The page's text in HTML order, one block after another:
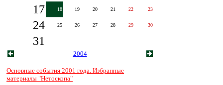
17 18 19 20 21 22 23
24 25 26 27 28 29 30
31
2004
Основные события 2001 года. Избранные
материалы "Нетоскопа"